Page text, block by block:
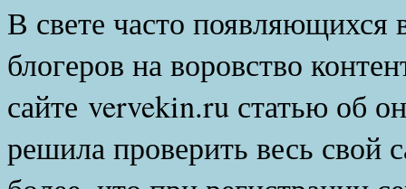
В свете часто появляющихся
блогеров на воровство
сайте vervekin.ru статью об
решила проверить весь свой